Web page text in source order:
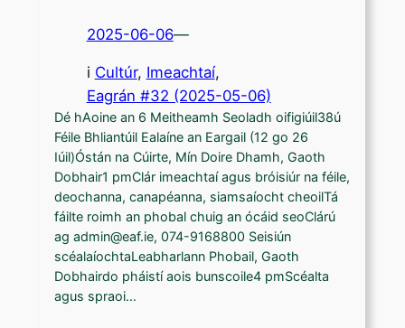
2025-06-06—
i Cultúr, Imeachtaí,
Eagrán #32 (2025-05-06)
Dé hAoine an 6 Meitheamh Seoladh oifigiúil38ú
Féile Bhliantúil Ealaíne an Eargail (12 go 26
Iúil)Óstán na Cúirte, Mín Doire Dhamh, Gaoth
Dobhair1 pmClár imeachtaí agus bróisiúr na féile,
deochanna, canapéanna, siamsaíocht cheoilTá
fáilte roimh an phobal chuig an ócáid seoClárú
ag admin@eaf.ie, 074-9168800 Seisiún
scéalaíochtaLeabharlann Phobail, Gaoth
Dobhairdo pháistí aois bunscoile4 pmScéalta
agus spraoi…